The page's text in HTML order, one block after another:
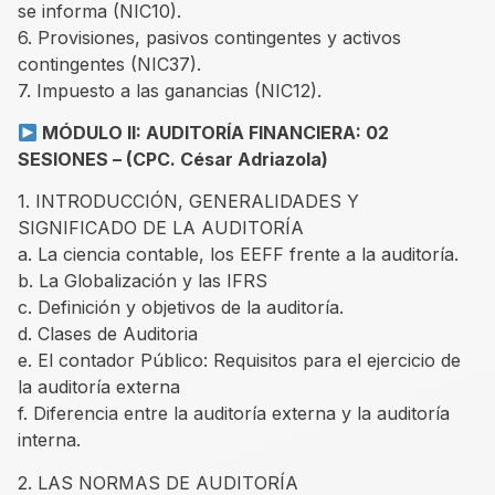
se informa (NIC10).
6. Provisiones, pasivos contingentes y activos
contingentes (NIC37).
7. Impuesto a las ganancias (NIC12).
MÓDULO II: AUDITORÍA FINANCIERA: 02
SESIONES – (CPC. César Adriazola)
1. INTRODUCCIÓN, GENERALIDADES Y
SIGNIFICADO DE LA AUDITORÍA
a. La ciencia contable, los EEFF frente a la auditoría.
b. La Globalización y las IFRS
c. Definición y objetivos de la auditoría.
d. Clases de Auditoria
e. El contador Público: Requisitos para el ejercicio de
la auditoría externa
f. Diferencia entre la auditoría externa y la auditoría
interna.
2. LAS NORMAS DE AUDITORÍA